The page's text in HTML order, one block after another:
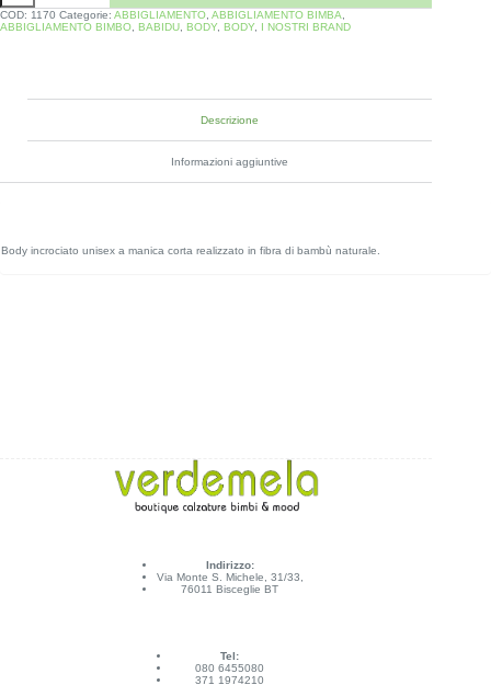
COD: 1170 Categorie: ABBIGLIAMENTO ABBIGLIAMENTO BIMBA
ABBIGLIAMENTO BIMBO BABIDU BODY BODY I NOSTRI BRAND
Descrizione
Informazioni aggiuntive
Body incrociato unisex a manica corta realizzato in fibra di bambù naturale.
Indirizzo:
Via Monte S. Michele, 31/33,
76011 Bisceglie BT
Tel:
080 6455080
371 1974210